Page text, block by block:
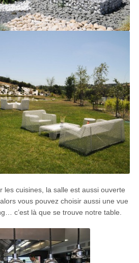
les cuisines, la salle est aussi ouverte
vous pouvez choisir aussi une vue
c’est là que se trouve notre table.